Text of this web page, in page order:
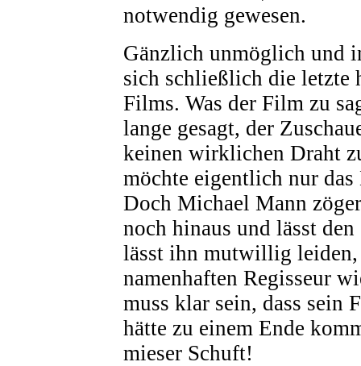
notwendig gewesen.
Gänzlich unmöglich und
sich schließlich die letzte
Films. Was der Film zu
lange gesagt, der
keinen wirklichen Draht
möchte eigentlich nur
Doch Michael Mann
noch hinaus und lässt
lässt ihn mutwillig leiden,
namenhaften Regisseur
muss klar sein, dass sein
hätte zu einem Ende
mieser Schuft!